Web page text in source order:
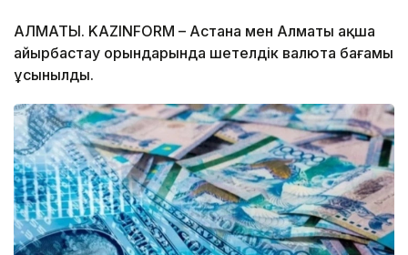
АЛМАТЫ. KAZINFORM – Астана мен Алматы ақша
айырбастау орындарында шетелдік валюта бағамы
ұсынылды.